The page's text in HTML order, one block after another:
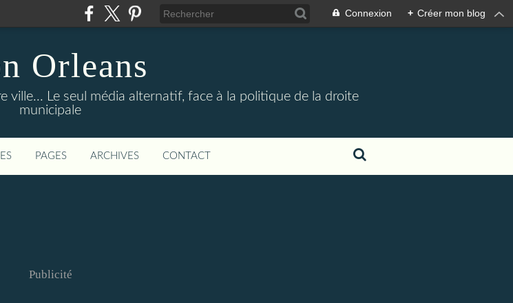
Connexion + Créer mon blog
Orleans
Le seul média alternatif, face à la politique de la droite
municipale
PAGES ARCHIVES CONTACT
Publicité